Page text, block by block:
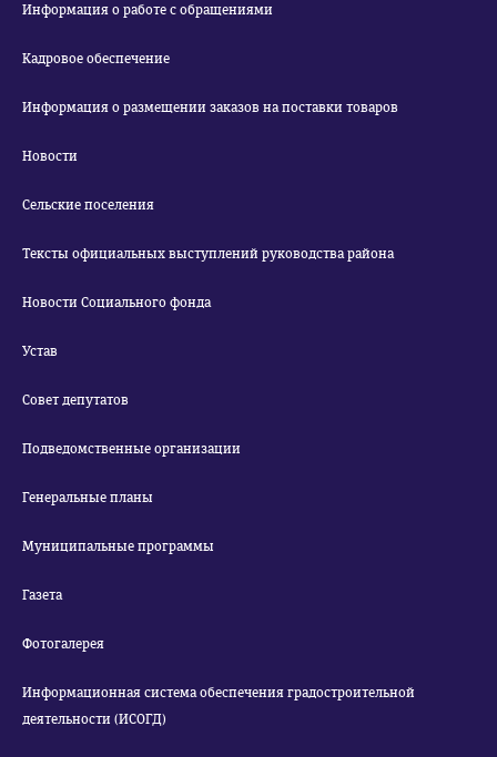
Информация о работе с обращениями
Кадровое обеспечение
Информация о размещении заказов на поставки товаров
Новости
Сельские поселения
Тексты официальных выступлений руководства района
Новости Социального фонда
Устав
Совет депутатов
Подведомственные организации
Генеральные планы
Муниципальные программы
Газета
Фотогалерея
Информационная система обеспечения градостроительной
деятельности (ИСОГД)